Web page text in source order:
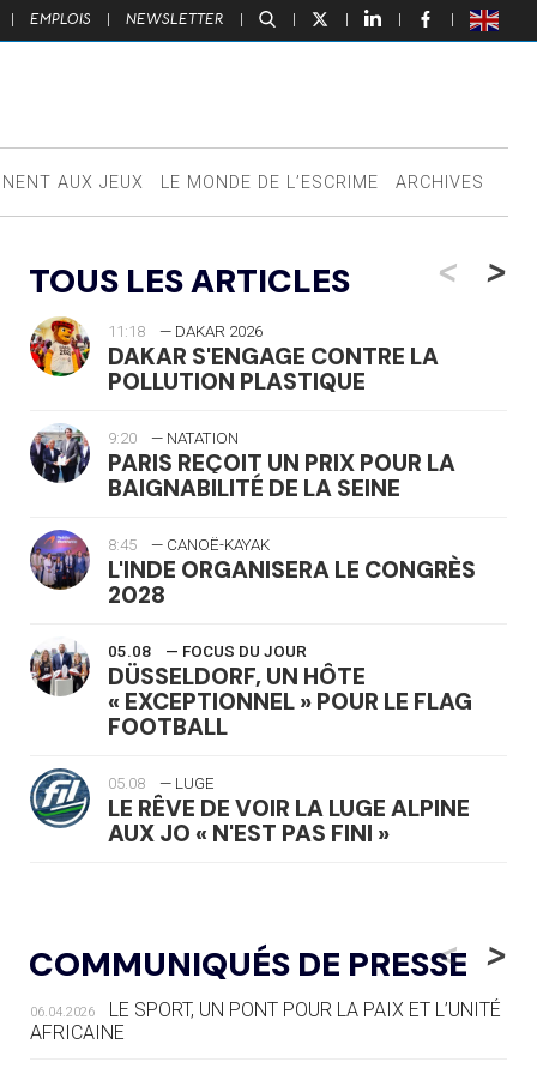
| EMPLOIS | NEWSLETTER | | | | |
AUX JEUX LE MONDE DE L’ESCRIME ARCHIVES
TOUS LES ARTICLES <
11:18 — DAKAR 2026
DAKAR S'ENGAGE CONTRE LA
POLLUTION PLASTIQUE
9:20 — NATATION
PARIS REÇOIT UN PRIX POUR LA
BAIGNABILITÉ DE LA SEINE
8:45 — CANOË-KAYAK
L'INDE ORGANISERA LE CONGRÈS
2028
05.08 — FOCUS DU JOUR
DÜSSELDORF, UN HÔTE
« EXCEPTIONNEL » POUR LE FLAG
FOOTBALL
05.08 — LUGE
LE RÊVE DE VOIR LA LUGE ALPINE
AUX JO « N'EST PAS FINI »
DES MONDIAUX À BRISBANE SUR LA
ROUTE DES JO 2032
05.08 — ALPES FRANÇAISES 2030
LE VILLAGE OLYMPIQUE DES ARAVIS
>
COMMUNIQUÉS DE PRESSE
<
06.04.2026
LE SPORT, UN PONT POUR LA PAIX ET L’UNITÉ
AFRICAINE
>